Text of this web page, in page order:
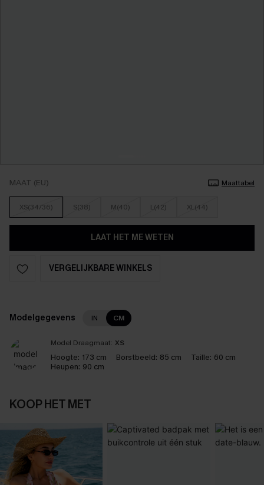
MAAT (EU) Maattabel
XS(34/36) S(38) M(40) L(42) XL(44)
LAAT HET ME WETEN
VERGELIJKBARE WINKELS
Modelgegevens IN CM
Model Draagmaat: XS
Hoogte: 173 cm Borstbeeld: 85 cm Taille: 60 cm
Heupen: 90 cm
KOOP HET MET